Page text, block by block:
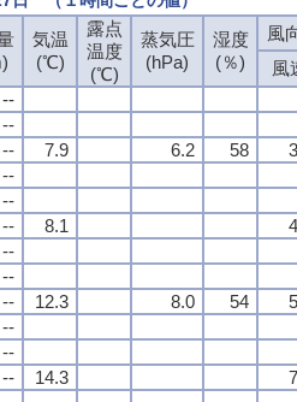
気温
(℃)
露点
温度
(℃)
蒸気圧
(hPa)
湿度
(％)
風
風
--
--
-- 7.9 6.2 58
--
--
-- 8.1
--
--
-- 12.3 8.0 54
--
--
-- 14.3